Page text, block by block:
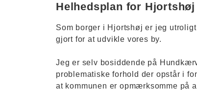
Helhedsplan for Hjortshøj
Som borger i Hjortshøj er jeg
gjort for at udvikle vores by.
Jeg er selv bosiddende på
problematiske forhold der opstår i
at kommunen er opmærksomme på